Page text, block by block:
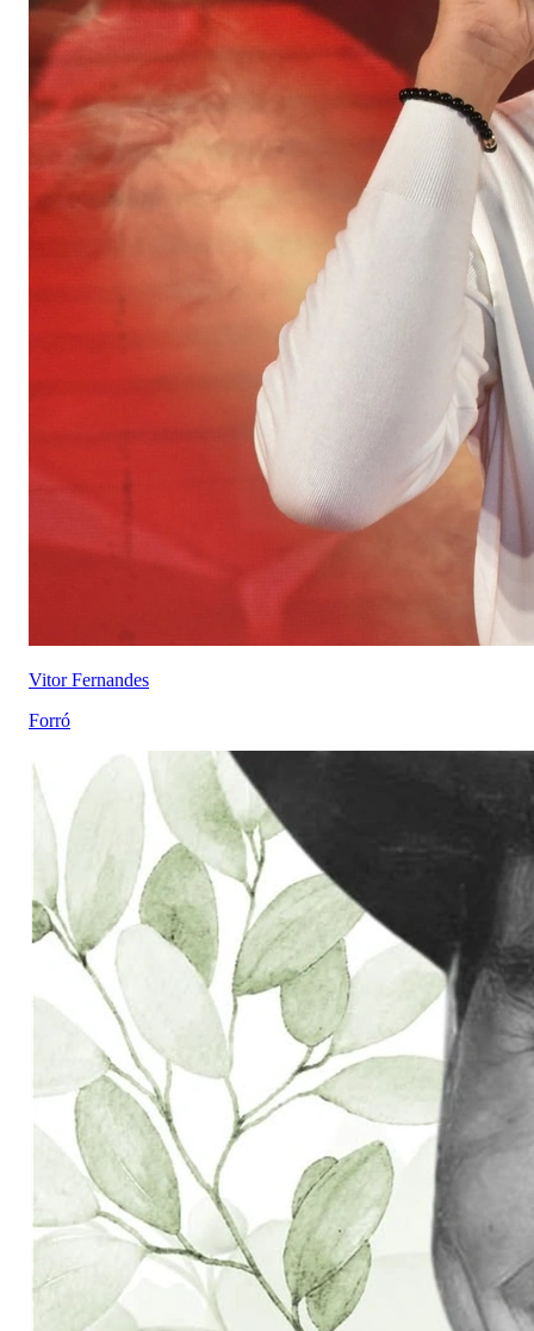
Vitor Fernandes
Forró